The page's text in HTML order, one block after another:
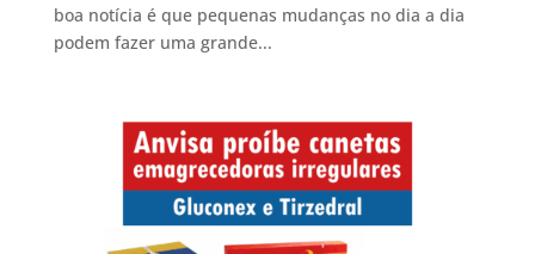
boa notícia é que pequenas mudanças no dia a dia
podem fazer uma grande...